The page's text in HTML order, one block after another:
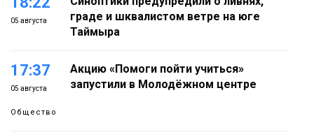
05 августа
граде и шквалистом ветре на юге
Таймыра
17:37
05 августа
Общество
Акцию «Помоги пойти учиться»
запустили в Молодёжном центре